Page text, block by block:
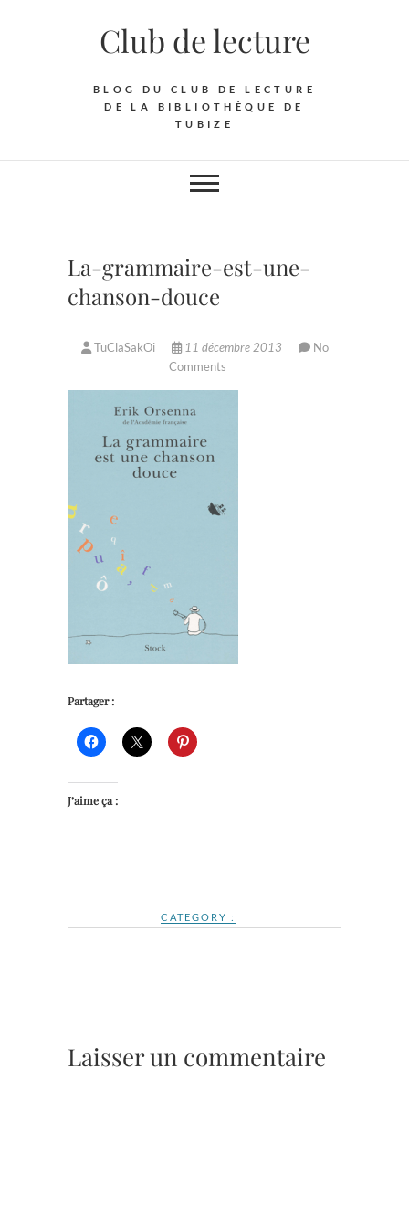
Club de lecture
BLOG DU CLUB DE LECTURE
DE LA BIBLIOTHÈQUE DE
TUBIZE
La-grammaire-est-une-
chanson-douce
TuClaSakOi 11 décembre 2013
No
Comments
Partager :
J’aime ça :
CATEGORY :
Laisser un commentaire